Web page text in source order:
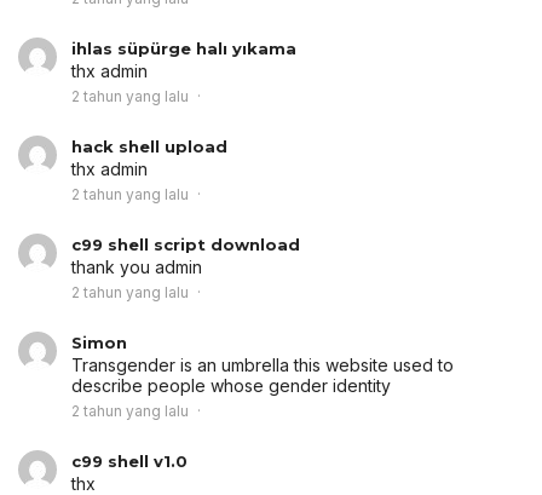
ihlas süpürge halı yıkama
thx admin
2 tahun yang lalu
hack shell upload
thx admin
2 tahun yang lalu
c99 shell script download
thank you admin
2 tahun yang lalu
Simon
Transgender is an umbrellathis website used to
describe people whose gender identity
2 tahun yang lalu
c99 shell v1.0
thx